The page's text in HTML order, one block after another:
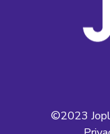
©2023